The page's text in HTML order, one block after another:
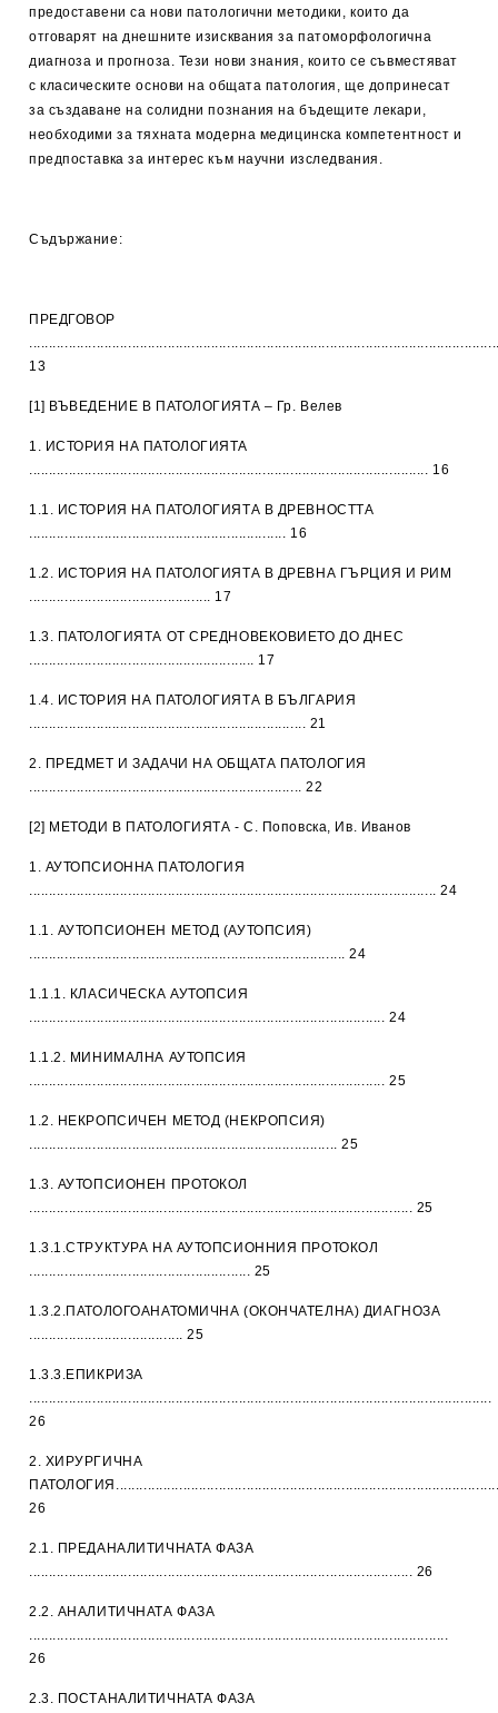
предоставени са нови патологични методики, които да
отговарят на днешните изисквания за патоморфологична
диагноза и прогноза. Тези нови знания, които се съвместяват
с класическите основи на общата патология, ще допринесат
за създаване на солидни познания на бъдещите лекари,
необходими за тяхната модерна медицинска компетентност и
предпоставка за интерес към научни изследвания.
Съдържание:
ПРЕДГОВОР
13
[1] ВЪВЕДЕНИЕ В ПАТОЛОГИЯТА – Гр. Велев
1. ИСТОРИЯ НА ПАТОЛОГИЯТА
..................................................................................................... 16
1.1. ИСТОРИЯ НА ПАТОЛОГИЯТА В ДРЕВНОСТТА
................................................................. 16
1.2. ИСТОРИЯ НА ПАТОЛОГИЯТА В ДРЕВНА ГЪРЦИЯ И РИМ
.............................................. 17
1.3. ПАТОЛОГИЯТА ОТ СРЕДНОВЕКОВИЕТО ДО ДНЕС
......................................................... 17
1.4. ИСТОРИЯ НА ПАТОЛОГИЯТА В БЪЛГАРИЯ
...................................................................... 21
2. ПРЕДМЕТ И ЗАДАЧИ НА ОБЩАТА ПАТОЛОГИЯ
..................................................................... 22
[2] МЕТОДИ В ПАТОЛОГИЯТА - С. Поповска, Ив. Иванов
1. АУТОПСИОННА ПАТОЛОГИЯ
....................................................................................................... 24
1.1. АУТОПСИОНЕН МЕТОД (АУТОПСИЯ)
................................................................................ 24
1.1.1. КЛАСИЧЕСКА АУТОПСИЯ
.......................................................................................... 24
1.1.2. МИНИМАЛНА АУТОПСИЯ
.......................................................................................... 25
1.2. НЕКРОПСИЧЕН МЕТОД (НЕКРОПСИЯ)
.............................................................................. 25
1.3. АУТОПСИОНЕН ПРОТОКОЛ
................................................................................................. 25
1.3.1.СТРУКТУРА НА АУТОПСИОННИЯ ПРОТОКОЛ
........................................................ 25
1.3.2.ПАТОЛОГОАНАТОМИЧНА (ОКОНЧАТЕЛНА) ДИАГНОЗА
....................................... 25
1.3.3.ЕПИКРИЗА
.....................................................................................................................
26
2. ХИРУРГИЧНА
26
2.1. ПРЕДАНАЛИТИЧНАТА ФАЗА
................................................................................................. 26
2.2. АНАЛИТИЧНАТА ФАЗА
..........................................................................................................
26
2.3. ПОСТАНАЛИТИЧНАТА ФАЗА